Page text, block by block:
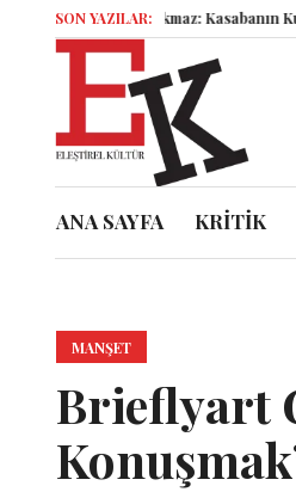
SON YAZILAR:
Korkmaz: Kasabanın Kuyu
ANA SAYFA KRİTİK
MANŞET
Brieflyart